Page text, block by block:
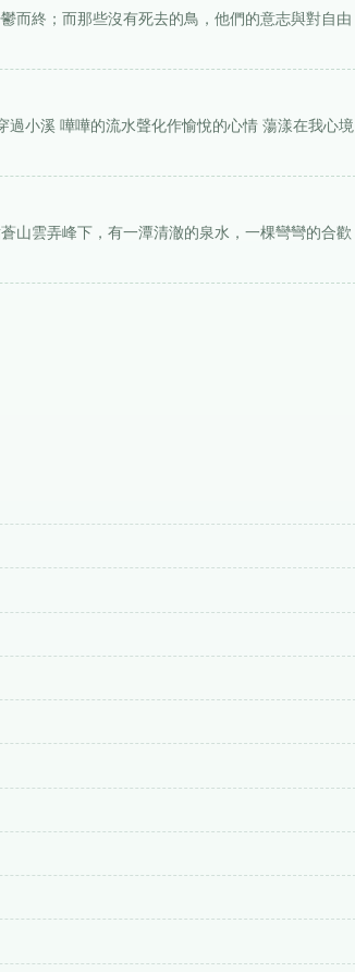
而終；而那些沒有死去的鳥，他們的意志與對自由
小溪 嘩嘩的流水聲化作愉悅的心情 蕩漾在我心境
山雲弄峰下，有一潭清澈的泉水，一棵彎彎的合歡